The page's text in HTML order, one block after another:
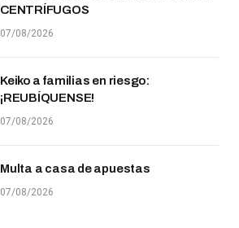
CENTRÍFUGOS
07/08/2026
Keiko a familias en riesgo:
¡REUBÍQUENSE!
07/08/2026
Multa a casa de apuestas
07/08/2026